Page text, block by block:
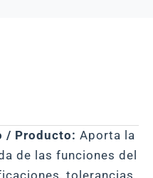
/ Producto: Aporta la
de las funciones del